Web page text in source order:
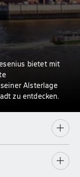
bietet mit
Alsterlage
zu entdecken.